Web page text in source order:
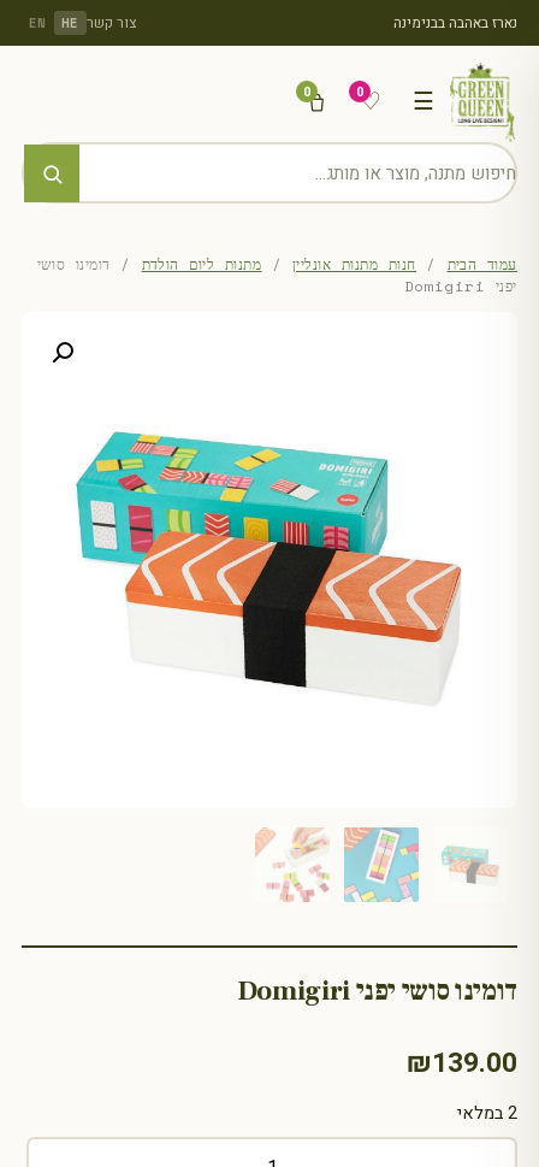
נארז באהבה בבנימינה צור קשר HE
EN
☰
♡
0
0
עמוד הבית / חנות מתנות אונליין / מתנות ליום הולדת / דומינו סושי
יפני Domigiri
דומינו סושי יפני Domigiri
₪139.00
2 במלאי
כמות